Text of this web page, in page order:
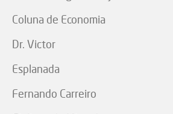
Coluna de Economia
Dr. Victor
Esplanada
Fernando Carreiro